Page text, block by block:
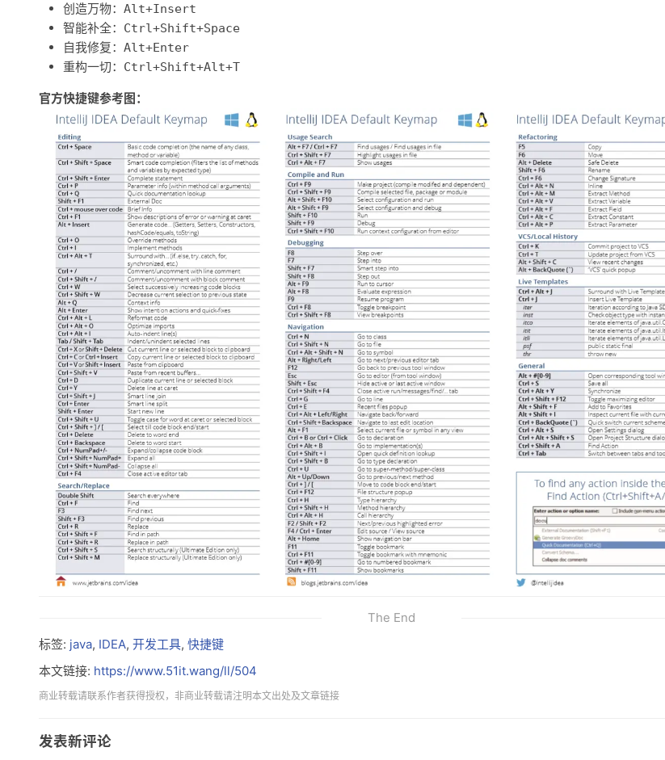
创造万物： Alt+Insert
智能补全： Ctrl+Shift+Space
自我修复： Alt+Enter
重构一切： Ctrl+Shift+Alt+T
官方快捷键参考图：
The End
标签: java, IDEA, 开发工具, 快捷键
本文链接: https://www.51it.wang/ll/504
商业转载请联系作者获得授权，非商业转载请注明本文出处及文章链接
发表新评论